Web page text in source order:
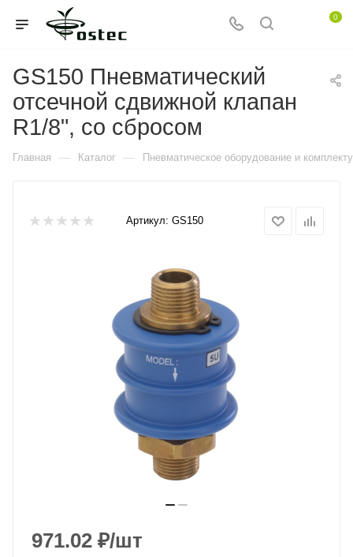
0
GS150 Пневматический
отсечной сдвижной клапан
R1/8", со сбросом
Главная — Каталог — Пневматическое оборудование и
Артикул: GS150
971.02 ₽/шт